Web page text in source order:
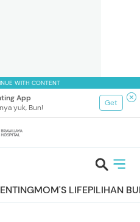
WITH CONTENT
App
yuk, Bun!
Get
MOM'S LIFEPILIHAN